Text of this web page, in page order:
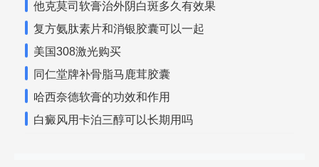
他克莫司软膏治外阴白斑多久有效果
复方氨肽素片和消银胶囊可以一起
美国308激光购买
同仁堂牌补骨脂马鹿茸胶囊
哈西奈德软膏的功效和作用
白癜风用卡泊三醇可以长期用吗